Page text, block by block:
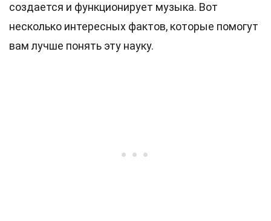
создается и функционирует музыка. Вот
несколько интересных фактов, которые помогут
вам лучше понять эту науку.